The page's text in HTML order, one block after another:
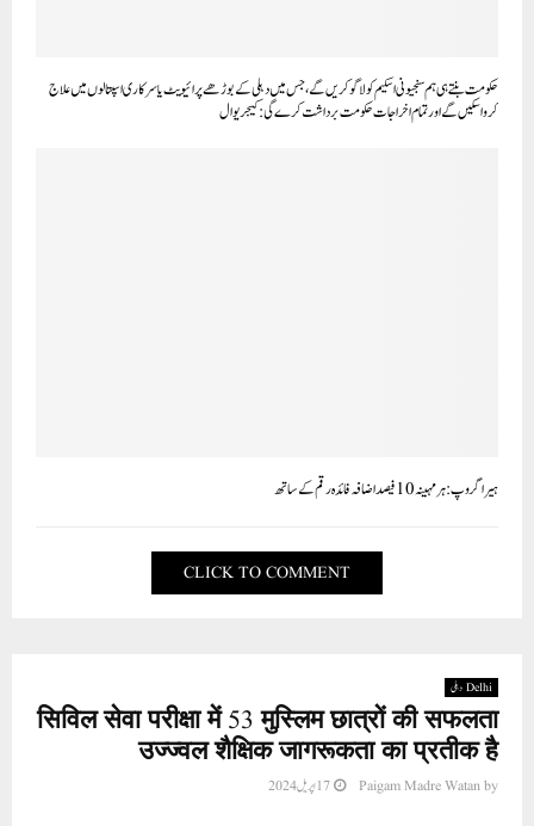
حکومت بنتے ہی ہم سنجیونی اسکیم کو لاگو کریں گے، جس میں دہلی کے بوڑھے پرائیویٹ یا سرکاری اسپتالوں میں علاج
کروا سکیں گے اور تمام اخراجات حکومت برداشت کرے گی: کیجریوال
ہیرا گروپ : ہر مہینہ 10فیصد اضافہ فائدہ رقم کے ساتھ
CLICK TO COMMENT
Delhi دہلی
सिविल सेवा परीक्षा में 53 मुस्लिम छात्रों की सफलता
उज्ज्वल शैक्षिक जागरूकता का प्रतीक है
by
Paigam Madre Watan 17 اپریل 2024